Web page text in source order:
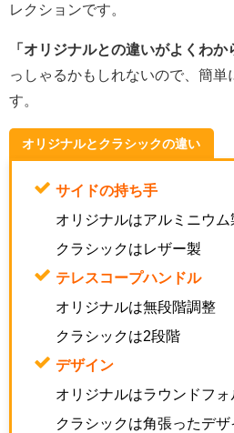
レクションです。
「オリジナルとの違いがよくわか
っしゃるかもしれないので、簡単
す。
オリジナルとクラシックの違い
サイドの持ち手
オリジナルはアルミニウム
クラシックはレザー製
テレスコープハンドル
オリジナルは無段階調整
クラシックは2段階
デザイン
オリジナルはラウンドフォ
クラシックは角張ったデザ